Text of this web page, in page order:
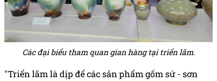
Các đại biểu tham quan gian hàng tại triển lãm.
"Triển lãm là dịp để các sản phẩm gốm sứ - sơn